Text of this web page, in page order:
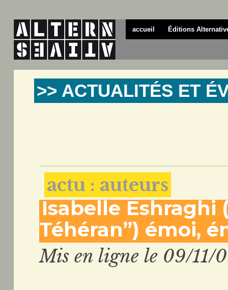
accueil Éditions
>> ACTUALITÉS ET
actu : auteurs
Isabelle Eshraghi
Téhéran”) émoi,
Mis en ligne le 09/11/